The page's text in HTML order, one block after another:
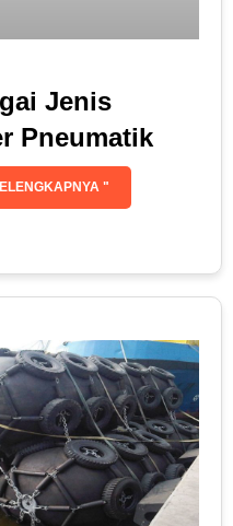
Jenis
Pneumatik
"